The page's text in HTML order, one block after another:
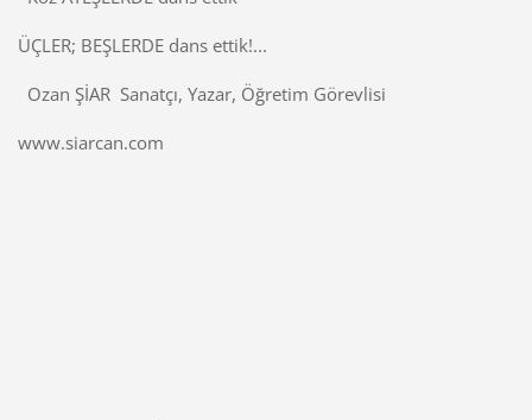
ÜÇLER; BEŞLERDE dans ettik!...
Ozan ŞİAR Sanatçı, Yazar, Öğretim Görevlisi
www.siarcan.com